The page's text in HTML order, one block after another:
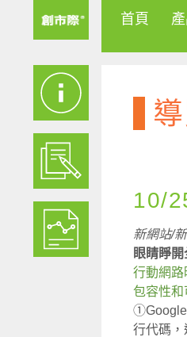
首頁
10/
新網站/
眼睛睜
行動網路
包容性和
①Google
行代碼，